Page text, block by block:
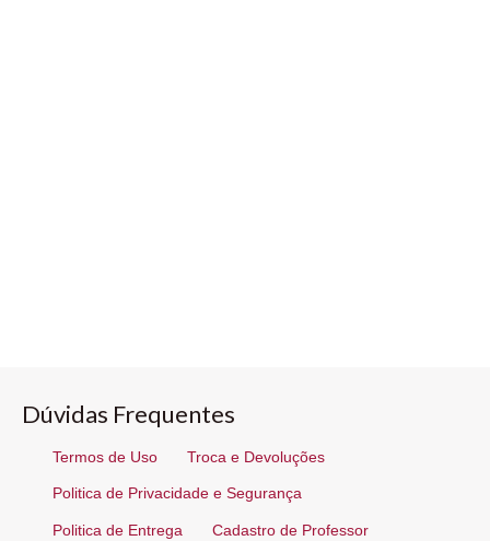
Dúvidas Frequentes
Termos de Uso Troca e Devoluções
Politica de Privacidade e Segurança
Politica de Entrega Cadastro de Professor